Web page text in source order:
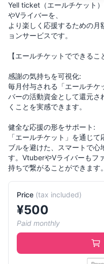
Yell ticket（エールチケット
やVライバーを、
より楽しく応援するための
ョンサービスです。
【エールチケットでできるこ
感謝の気持ちを可視化:
毎月付与される「エールチ
バーの活動資金として還元さ
くことを実感できます。
健全な応援の形をサポート:
「エールチケット」を通じ
ブルを避けた、スマートで心
す。VtuberやVライバーもフ
持ちで繋がることができます。
Price (tax included)
¥500
Paid monthly